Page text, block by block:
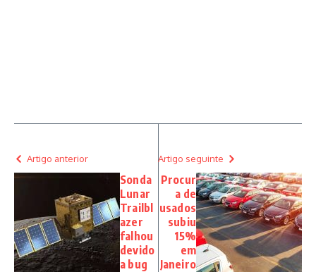
Artigo anterior
Sonda
Lunar
Trailbl
azer
falhou
devido
a bug
Artigo seguinte
Procur
a de
usados
subiu
15%
em
Janeiro